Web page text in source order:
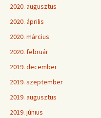
2020. augusztus
2020. április
2020. március
2020. február
2019. december
2019. szeptember
2019. augusztus
2019. június